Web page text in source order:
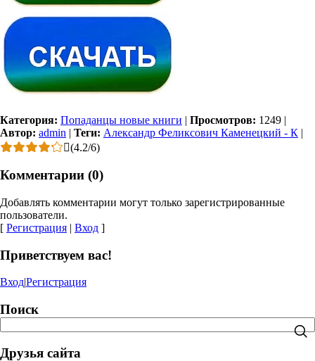
Категория: Попаданцы новые книги | Просмотров: 1249 |
Автор: admin | Теги: Александр Феликсович Каменецкий - К |
(4.2/6)
Комментарии (0)
Добавлять комментарии могут только зарегистрированные
пользователи.
[ Регистрация | Вход ]
Приветствуем вас!
Вход|Регистрация
Поиск
Друзья сайта